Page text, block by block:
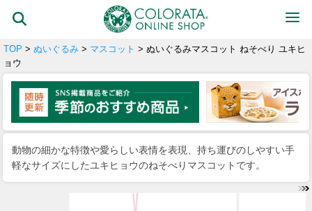
TOP > ぬいぐるみ > マスコット > ぬいぐるみマスコット ねそべり ユキヒ
ョウ
動物の細かな特徴や愛らしい表情を表現、持ち運びのしやすい手
軽なサイズにしたユキヒョウのねそべりマスコットです。